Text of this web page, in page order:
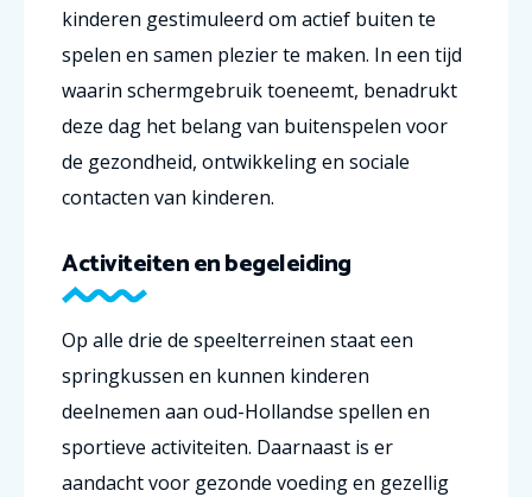
kinderen gestimuleerd om actief buiten te
spelen en samen plezier te maken. In een tijd
waarin schermgebruik toeneemt, benadrukt
deze dag het belang van buitenspelen voor
de gezondheid, ontwikkeling en sociale
contacten van kinderen.
Activiteiten en begeleiding
Op alle drie de speelterreinen staat een
springkussen en kunnen kinderen
deelnemen aan oud-Hollandse spellen en
sportieve activiteiten. Daarnaast is er
aandacht voor gezonde voeding en gezellig